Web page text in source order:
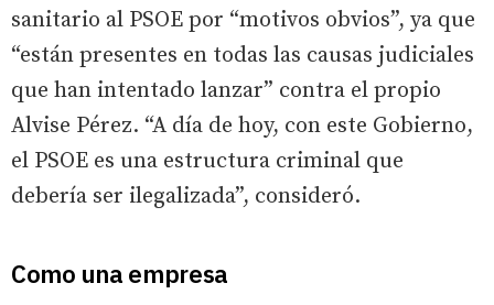
sanitario al PSOE por “motivos obvios”, ya que
“están presentes en todas las causas judiciales
que han intentado lanzar” contra el propio
Alvise Pérez. “A día de hoy, con este Gobierno,
el PSOE es una estructura criminal que
debería ser ilegalizada”, consideró.
Como una empresa